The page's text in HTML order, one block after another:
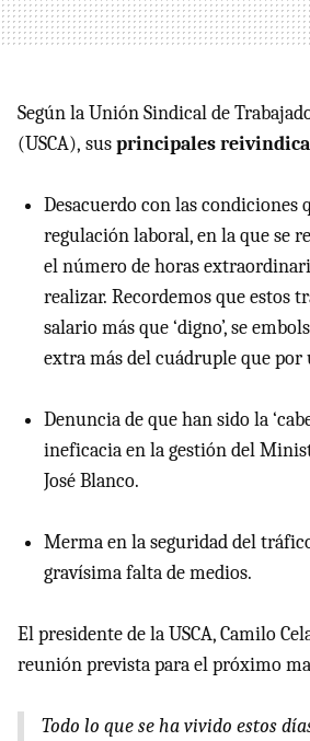
Según la Unión Sindical de
(USCA), susprincipales
Desacuerdo con las condiciones
regulación laboral, en la que se
el número de horas
realizar. Recordemos que estos
salario más que ‘digno’, se
extra más del cuádruple que
Denuncia de que han sido la
ineficacia en la gestión del
José Blanco.
Merma en la seguridad del
gravísima falta de medios.
El presidente de laUSCA, Camilo
reunión prevista para el próximo
Todo lo que se ha vivido estos